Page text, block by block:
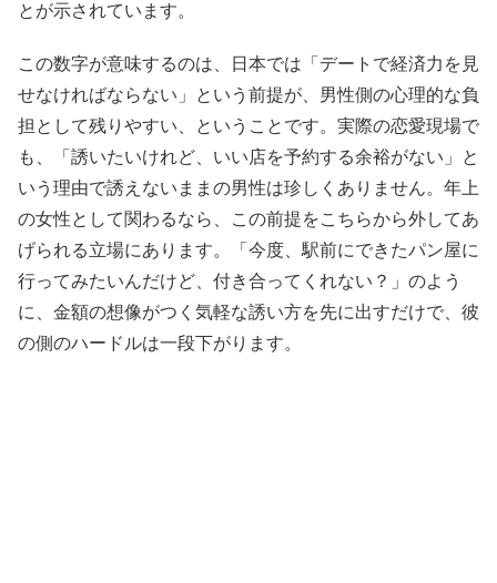
とが示されています。
この数字が意味するのは、日本では「デートで経済力を見
せなければならない」という前提が、男性側の心理的な負
担として残りやすい、ということです。実際の恋愛現場で
も、「誘いたいけれど、いい店を予約する余裕がない」と
いう理由で誘えないままの男性は珍しくありません。年上
の女性として関わるなら、この前提をこちらから外してあ
げられる立場にあります。「今度、駅前にできたパン屋に
行ってみたいんだけど、付き合ってくれない？」のよう
に、金額の想像がつく気軽な誘い方を先に出すだけで、彼
の側のハードルは一段下がります。